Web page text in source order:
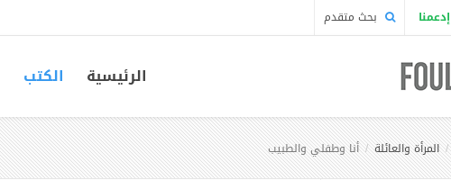
إدعمنا بحث متقدم
الرئيسية الكتب
المرأة والعائلة أنا وطفلي والطبيب